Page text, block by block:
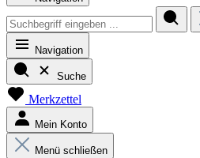
Navigation
Suche
Merkzettel
Mein Konto
Menü schließen